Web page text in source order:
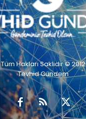
Tüm Hakları Saklıdır © 2012
Tevhid Gündem